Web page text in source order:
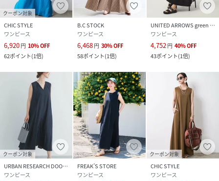
クーポン対象
CHIC STYLE
ワンピース
6,920円 10%OFF
62ポイント(1倍)
B.C STOCK
ワンピース
6,468円 30%OFF
58ポイント(1倍)
UNITED ARROWS green label relaxing
ワンピース
4,752 円 40%OFF
43ポイント(1倍)
クーポン対象
URBAN RESEARCH DOORS
ワンピース
FREAK’S STORE
ワンピース
クーポン対象
CHIC STYLE
ワンピース